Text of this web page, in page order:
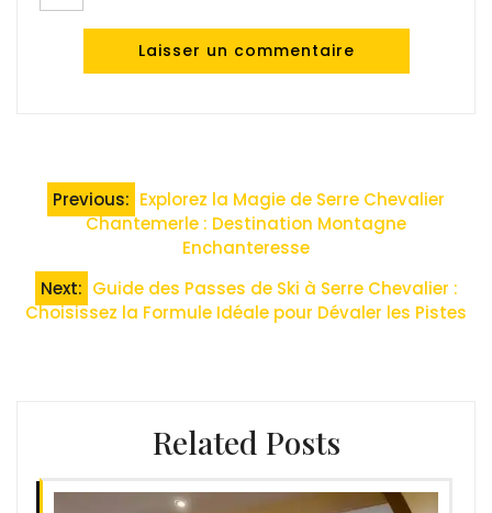
Navigation
de
l’article
Previous: Explorez la Magie de Serre Chevalier
Chantemerle : Destination Montagne
Enchanteresse
Next: Guide des Passes de Ski à Serre Chevalier :
Choisissez la Formule Idéale pour Dévaler les Pistes
Related Posts